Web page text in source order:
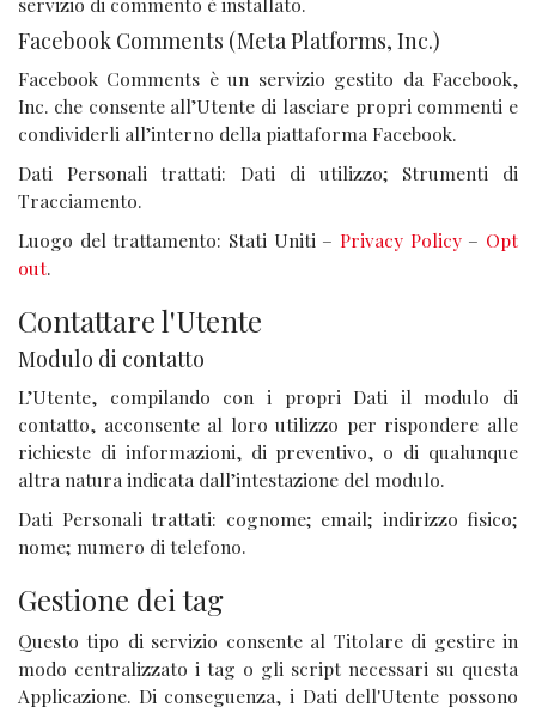
Facebook Comments (Meta Platforms, Inc.)
Facebook Comments è un servizio gestito da Facebook,
Inc. che consente all’Utente di lasciare propri commenti e
condividerli all’interno della piattaforma Facebook.
Dati Personali trattati: Dati di utilizzo; Strumenti di
Tracciamento.
Luogo del trattamento: Stati Uniti – Privacy Policy– Opt
out.
Contattare l'Utente
Modulo di contatto
L’Utente, compilando con i propri Dati il modulo di
contatto, acconsente al loro utilizzo per rispondere alle
richieste di informazioni, di preventivo, o di qualunque
altra natura indicata dall’intestazione del modulo.
Dati Personali trattati: cognome; email; indirizzo fisico;
nome; numero di telefono.
Gestione dei tag
Questo tipo di servizio consente al Titolare di gestire in
modo centralizzato i tag o gli script necessari su questa
Applicazione. Di conseguenza, i Dati dell'Utente possono